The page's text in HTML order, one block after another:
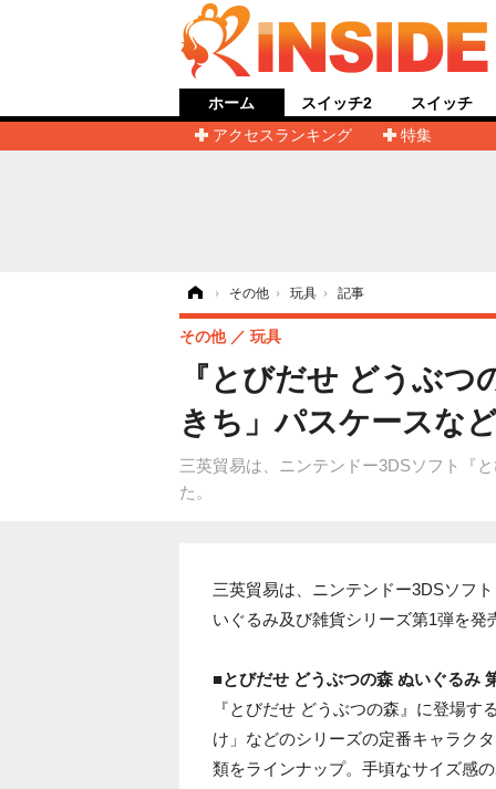
ホーム
アクセスランキング
特集
スイッチ2 スイッチ
› その他 › 玩具 › 記事
『とびだせ どうぶ
きち」パスケースな
三英貿易は、ニンテンドー3DSソフト『
た。
その他 玩具
三英貿易は、ニンテンドー3DSソフ
いぐるみ及び雑貨シリーズ第1弾を発
■とびだせ どうぶつの森 ぬいぐるみ
『とびだせ どうぶつの森』に登場
け」などのシリーズの定番キャラク
類をラインナップ。手頃なサイズ感